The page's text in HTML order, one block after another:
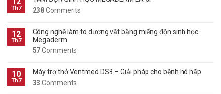
Th7
238Comments
12
Th7
Công nghệ làm to dương vật bằng miếng độn sinh học
Megaderm
57Comments
10
Th7
Máy trợ thở Ventmed DS8 – Giải pháp cho bệnh hô hấp
33 Comments